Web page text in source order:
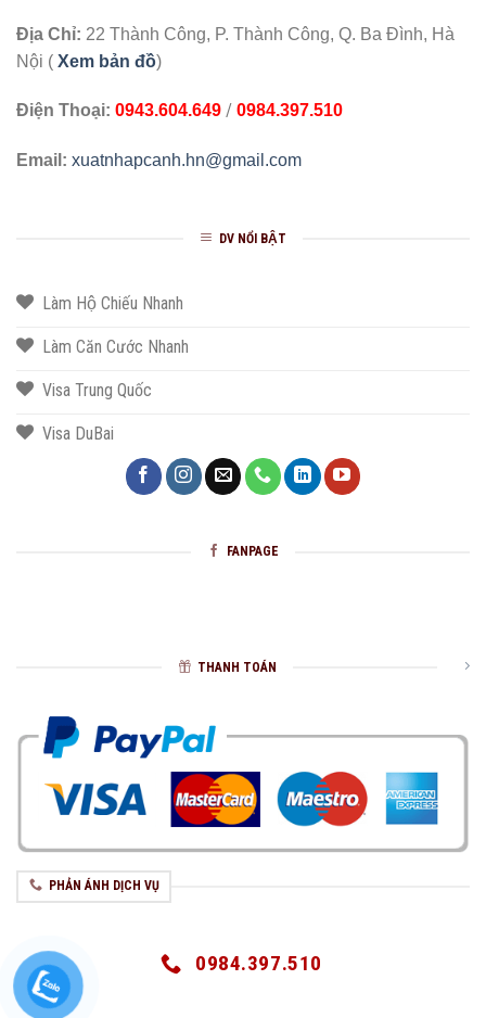
Địa Chỉ: 22 Thành Công, P. Thành Công, Q. Ba Đình, Hà
Nội ( Xem bản đồ)
Điện Thoại: 0943.604.649 / 0984.397.510
Email: xuatnhapcanh.hn@gmail.com
DV NỔI BẬT
Làm Hộ Chiếu Nhanh
Làm Căn Cước Nhanh
Visa Trung Quốc
Visa DuBai
FANPAGE
THANH TOÁN
PHẢN ÁNH DỊCH VỤ
0984.397.510